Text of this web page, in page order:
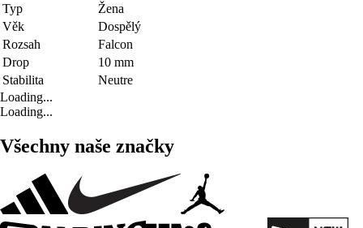
Typ
Žena
Věk
Dospělý
Rozsah
Falcon
Drop
10 mm
Stabilita
Neutre
Loading...
Loading...
Všechny naše značky